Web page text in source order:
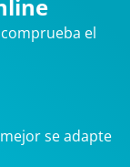
el
se adapte